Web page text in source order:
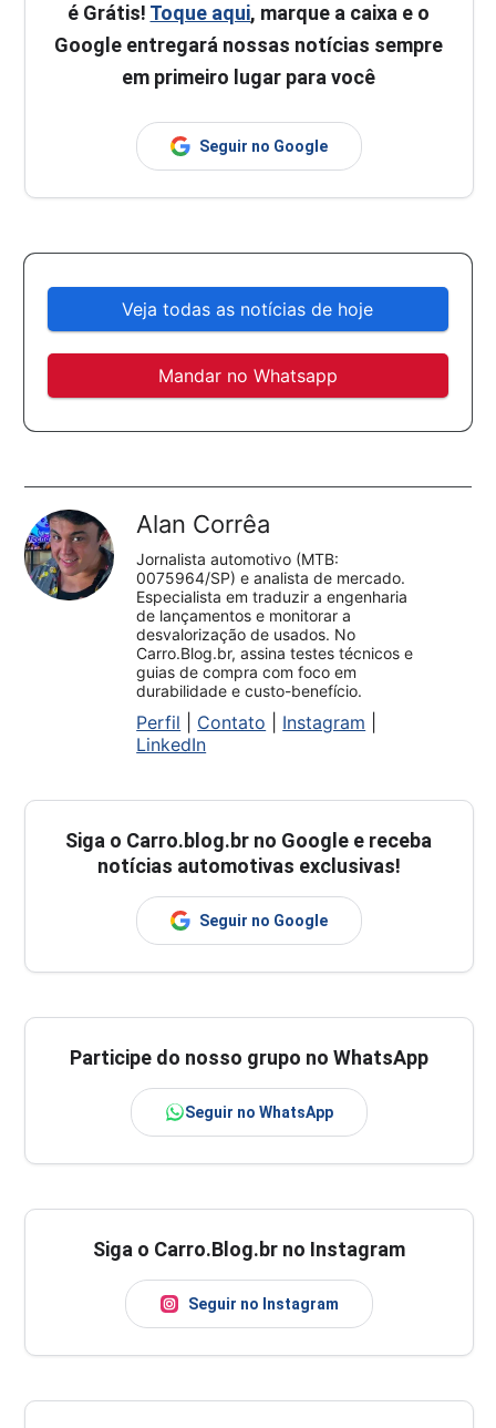
é Grátis! Toque aqui, marque a caixa e o
Google entregará nossas notícias sempre
em primeiro lugar para você
Seguir no Google
Veja todas as notícias de hoje
Mandar no Whatsapp
Alan Corrêa
Jornalista automotivo (MTB:
0075964/SP) e analista de mercado.
Especialista em traduzir a engenharia
de lançamentos e monitorar a
desvalorização de usados. No
Carro.Blog.br, assina testes técnicos e
guias de compra com foco em
durabilidade e custo-benefício.
Perfil Contato Instagram
LinkedIn
Siga o Carro.blog.br no Google e receba
notícias automotivas exclusivas!
Seguir no Google
Participe do nosso grupo no WhatsApp
Seguir no WhatsApp
Siga o Carro.Blog.br no Instagram
Seguir no Instagram